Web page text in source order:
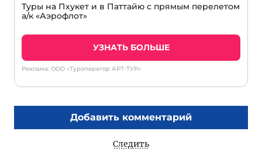
Туры на Пхукет и в Паттайю с прямым перелетом
а/к «Аэрофлот»
УЗНАТЬ БОЛЬШЕ
Реклама: ООО «Туроператор АРТ-ТУР»
Добавить комментарий
Следить